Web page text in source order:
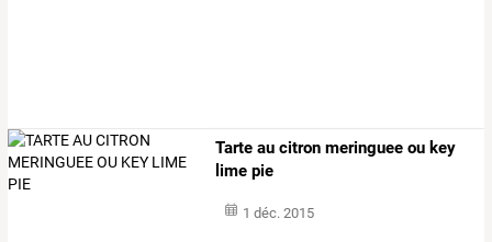
Tarte au citron meringuee ou key
lime pie
1 déc. 2015